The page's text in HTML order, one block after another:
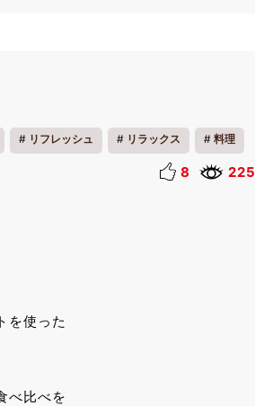
リフレッシュ リラックス 料理
8 225
を使った
べ比べを